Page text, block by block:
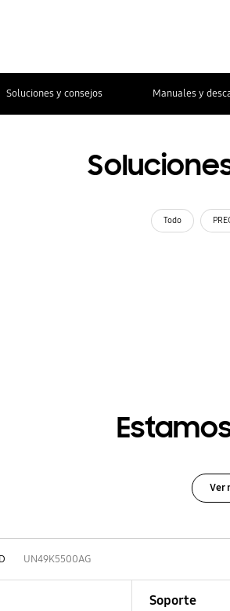
Soluciones y consejos Manuales y
Todo
Ver
UN49K5500AG
Soporte